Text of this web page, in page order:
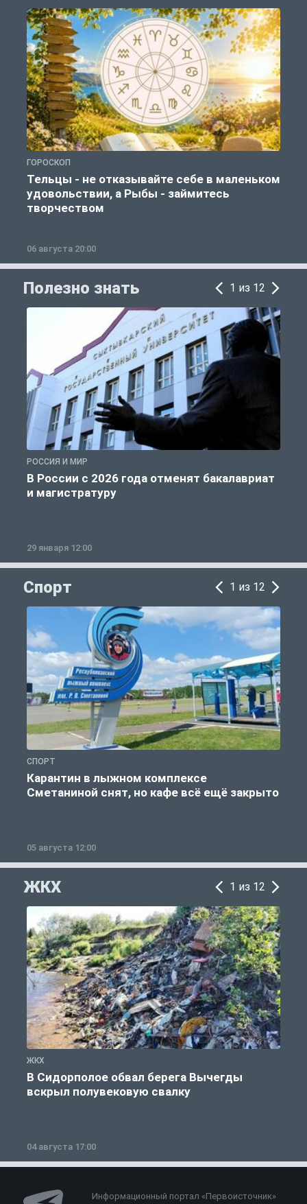
ГОРОСКОП
Тельцы - не отказывайте себе в маленьком
удовольствии, а Рыбы - займитесь
творчеством
06 августа 20:00
Полезно знать 1 из 12
РОССИЯ И МИР
В России с 2026 года отменят бакалавриат
и магистратуру
29 января 12:00
Спорт 1 из 12
СПОРТ
Карантин в лыжном комплексе
Сметаниной снят, но кафе всё ещё закрыто
05 августа 12:00
ЖКХ 1 из 12
ЖКХ
В Сидорполое обвал берега Вычегды
вскрыл полувековую свалку
04 августа 17:00
Информационный портал «Первоисточник»